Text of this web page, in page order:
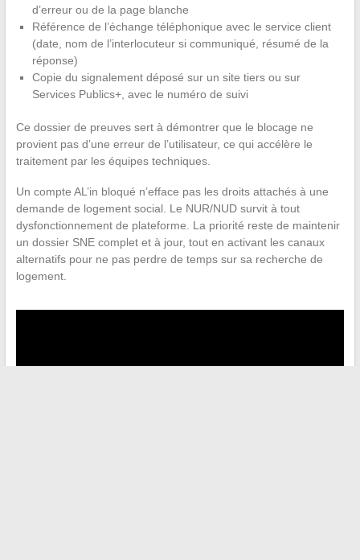
d’erreur ou de la page blanche
Référence de l’échange téléphonique avec le service client
(date, nom de l’interlocuteur si communiqué, résumé de la
réponse)
Copie du signalement déposé sur un site tiers ou sur
Services Publics+, avec le numéro de suivi
Ce dossier de preuves sert à démontrer que le blocage ne
provient pas d’une erreur de l’utilisateur, ce qui accélère le
traitement par les équipes techniques.
Un compte AL’in bloqué n’efface pas les droits attachés à une
demande de logement social. Le NUR/NUD survit à tout
dysfonctionnement de plateforme. La priorité reste de maintenir
un dossier SNE complet et à jour, tout en activant les canaux
alternatifs pour ne pas perdre de temps sur sa recherche de
logement.